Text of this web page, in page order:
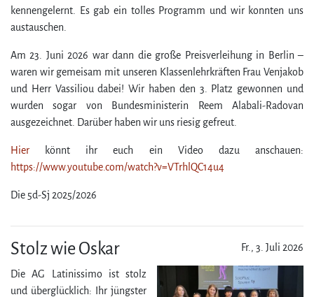
kennengelernt. Es gab ein tolles Programm und wir konnten uns
austauschen.
Am 23. Juni 2026 war dann die große Preisverleihung in Berlin –
waren wir gemeisam mit unseren Klassenlehrkräften Frau Venjakob
und Herr Vassiliou dabei! Wir haben den 3. Platz gewonnen und
wurden sogar von Bundesministerin Reem Alabali-Radovan
ausgezeichnet. Darüber haben wir uns riesig gefreut.
Hier könnt ihr euch ein Video dazu anschauen:
https://www.youtube.com/​watch?v=VTrhlQC14u4
Die 5d-Sj 2025/​2026
Fr., 3. Juli 2026
Stolz wie Oskar
Die AG Latinissimo ist stolz
und überglücklich: Ihr jüngster